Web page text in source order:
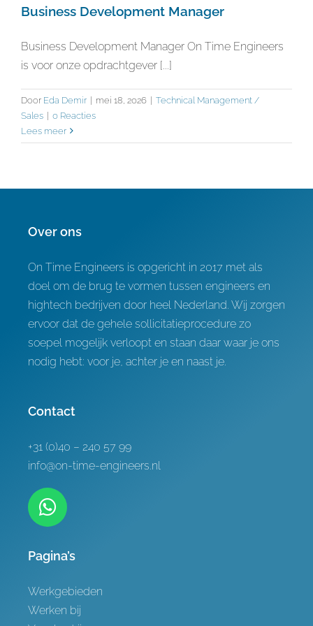
Referenties
Contact
Business Development Manager
Business Development Manager On Time Engineers
is voor onze opdrachtgever [...]
Door Eda Demir | mei 18, 2026 | Technical Management /
Sales | 0 Reacties
Lees meer
Over ons
On Time Engineers is opgericht in 2017 met als
doel om de brug te vormen tussen engineers en
hightech bedrijven door heel Nederland. Wij zorgen
ervoor dat de gehele sollicitatieprocedure zo
soepel mogelijk verloopt en staan daar waar je ons
nodig hebt: voor je, achter je en naast je.
Contact
+31 (0)40 – 240 57 99
info@on-time-engineers.nl
Pagina’s
Werkgebieden
Werken bij